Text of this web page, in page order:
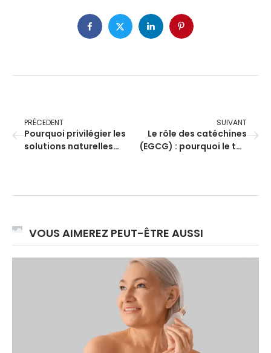
PRÉCEDENT
Pourquoi privilégier les
solutions naturelles
SUIVANT
Le rôle des catéchines
(EGCG) : pourquoi le thé
monde
VOUS AIMEREZ PEUT-ÊTRE AUSSI